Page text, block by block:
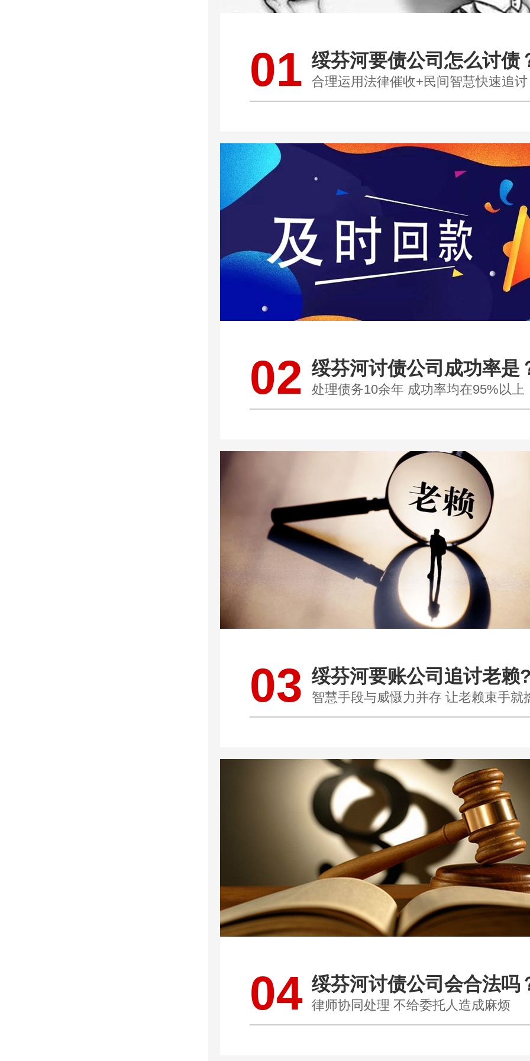
01 绥芬河要债公司怎么讨债
合理运用法律催收+民间智慧快速追讨
02 绥芬河讨债公司成功率是
处理债务10余年 成功率均在95%以上
03 绥芬河要账公司追讨老赖
智慧手段与威慑力并存 让老赖束手就
04 绥芬河讨债公司会合法吗
律师协同处理 不给委托人造成麻烦